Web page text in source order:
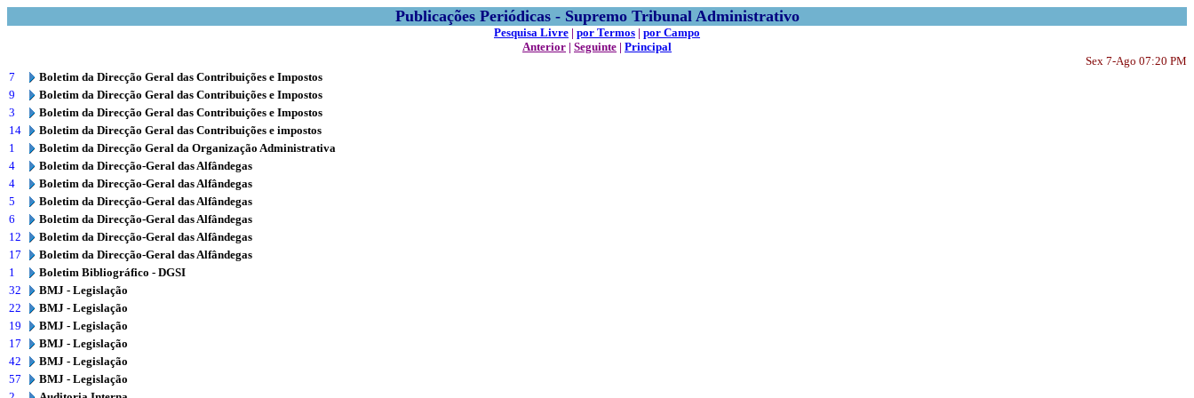
Publicações Periódicas - Supremo Tribunal Administrativo
Pesquisa Livre | por Termos | por Campo
Anterior | Seguinte | Principal
Sex 7-Ago 07:20 PM
7
Boletim da Direcção Geral das Contribuições e Impostos
9
Boletim da Direcção Geral das Contribuições e Impostos
3
Boletim da Direcção Geral das Contribuições e Impostos
14
Boletim da Direcção Geral das Contribuições e impostos
1
Boletim da Direcção Geral da Organização Administrativa
4
Boletim da Direcção-Geral das Alfândegas
4
Boletim da Direcção-Geral das Alfândegas
5
Boletim da Direcção-Geral das Alfândegas
6
Boletim da Direcção-Geral das Alfândegas
12
Boletim da Direcção-Geral das Alfândegas
17
Boletim da Direcção-Geral das Alfândegas
1
Boletim Bibliográfico - DGSI
32
BMJ - Legislação
22
BMJ - Legislação
19
BMJ - Legislação
17
BMJ - Legislação
42
BMJ - Legislação
57
BMJ - Legislação